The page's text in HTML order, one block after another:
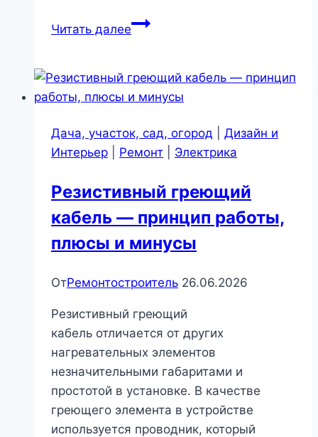
Читать далееКак
столешницу
из
Дача, участок, сад, огород
Дизайн и
Интерьер
Ремонт Электрика
Резистивный греющий
кабель — принцип работы,
плюсы и минусы
ОтРемонтостроитель 26.06.2026
Резистивный греющий
кабель отличается от других
нагревательных элементов
незначительными габаритами и
простотой в установке. В качестве
греющего элемента в устройстве
используется проводник, который